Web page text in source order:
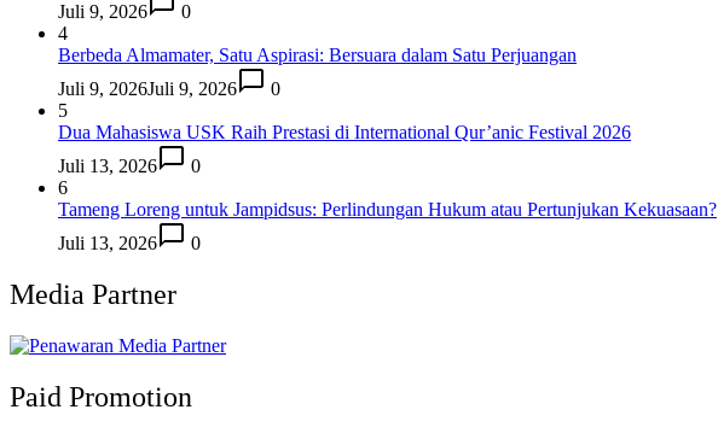
Juli 9, 2026
0
4
Berbeda Almamater, Satu Aspirasi: Bersuara dalam Satu Perjuangan
Juli 9, 2026Juli 9, 2026
0
5
Dua Mahasiswa USK Raih Prestasi di International Qur’anic Festival 2026
Juli 13, 2026
0
6
Tameng Loreng untuk Jampidsus: Perlindungan Hukum atau Pertunjukan Kekuasaan?
Juli 13, 2026
0
Media Partner
Paid Promotion